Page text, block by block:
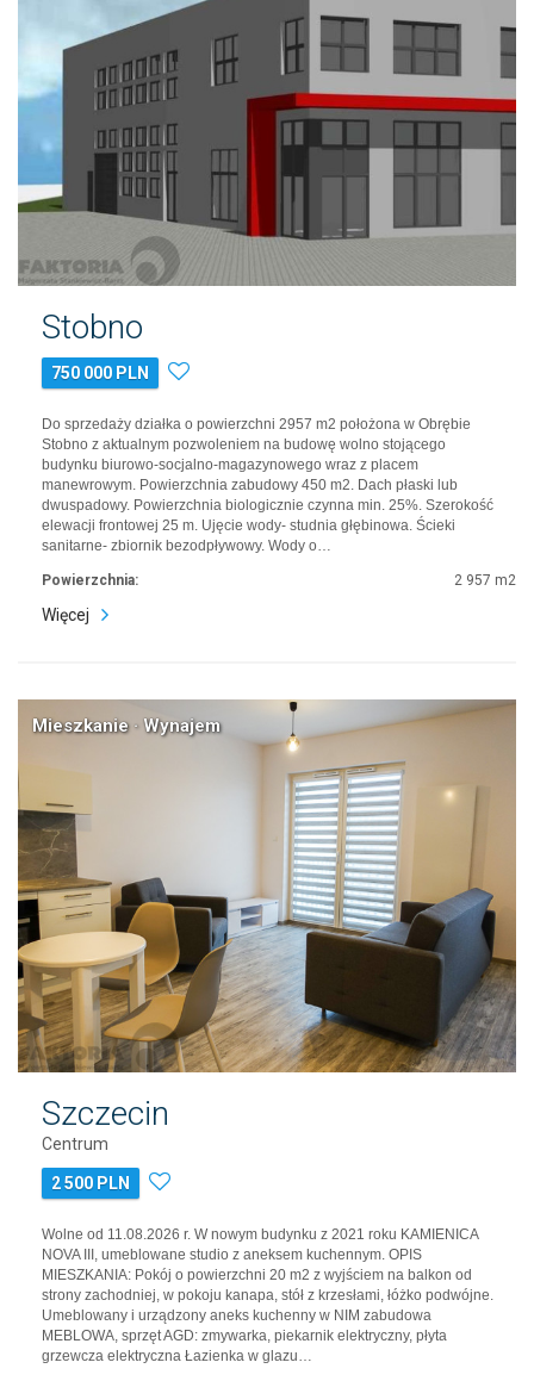
Stobno
750 000 PLN
Do sprzedaży działka o powierzchni 2957 m2 położona w Obrębie
Stobno z aktualnym pozwoleniem na budowę wolno stojącego
budynku biurowo-socjalno-magazynowego wraz z placem
manewrowym. Powierzchnia zabudowy 450 m2. Dach płaski lub
dwuspadowy. Powierzchnia biologicznie czynna min. 25%. Szerokość
elewacji frontowej 25 m. Ujęcie wody- studnia głębinowa. Ścieki
sanitarne- zbiornik bezodpływowy. Wody o…
Powierzchnia: 2 957 m2
Więcej
Mieszkanie · Wynajem
Szczecin
Centrum
2 500 PLN
Wolne od 11.08.2026 r. W nowym budynku z 2021 roku KAMIENICA
NOVA III, umeblowane studio z aneksem kuchennym. OPIS
MIESZKANIA: Pokój o powierzchni 20 m2 z wyjściem na balkon od
strony zachodniej, w pokoju kanapa, stół z krzesłami, łóżko podwójne.
Umeblowany i urządzony aneks kuchenny w NIM zabudowa
MEBLOWA, sprzęt AGD: zmywarka, piekarnik elektryczny, płyta
grzewcza elektryczna Łazienka w glazu…